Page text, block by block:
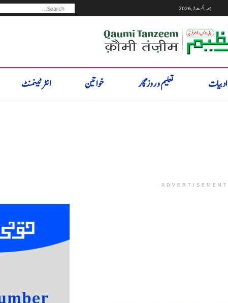
جمعہ, اگست 7, 2026
ادبیات تعلیم و روزگار خواتین انٹرٹینمنٹ
ADVERTISEMENT